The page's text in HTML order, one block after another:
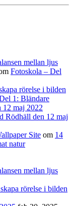
mellan ljus
Fotoskola – Del
rörelse i bilden
1: Bländare
12 maj 2022
Rödhäll den 12 maj
Site om 14
natur
mellan ljus
rörelse i bilden